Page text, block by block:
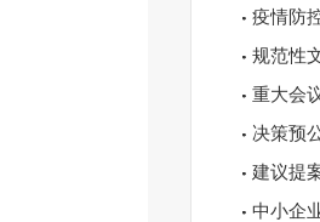
疫情防
规范性
重大会
决策预
建议提
中小企